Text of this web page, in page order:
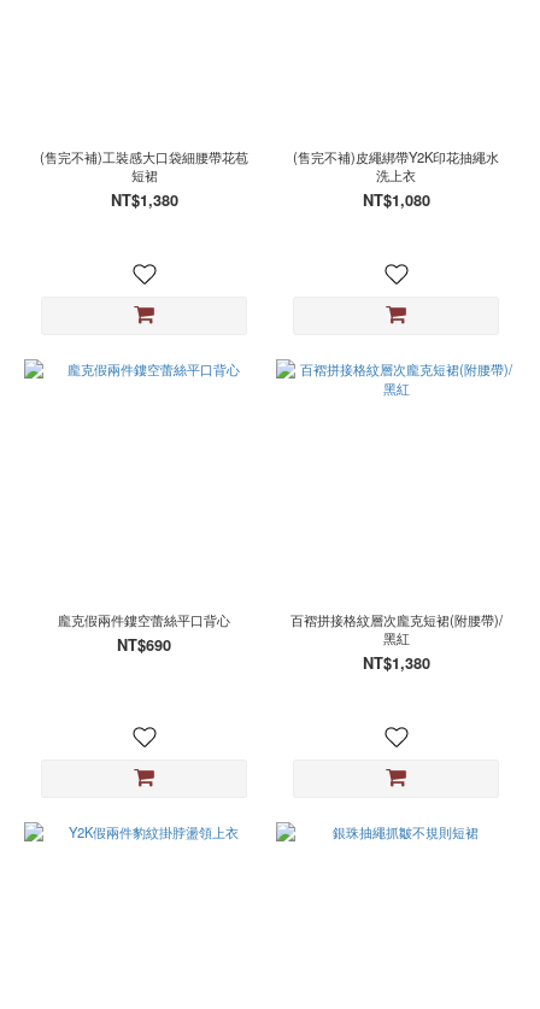
(售完不補)工裝感大口袋細腰帶花苞
短裙
NT$1,380
(售完不補)皮繩綁帶Y2K印花抽繩水
洗上衣
NT$1,080
龐克假兩件鏤空蕾絲平口背心
NT$690
百褶拼接格紋層次龐克短裙(附腰帶)/
黑紅
NT$1,380